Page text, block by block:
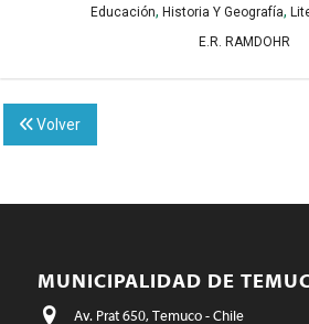
Educación, Historia Y Geografía,
E.R. RAMDOHR
Volver
MUNICIPALIDAD DE
Av. Prat 650, Temuco - Chile